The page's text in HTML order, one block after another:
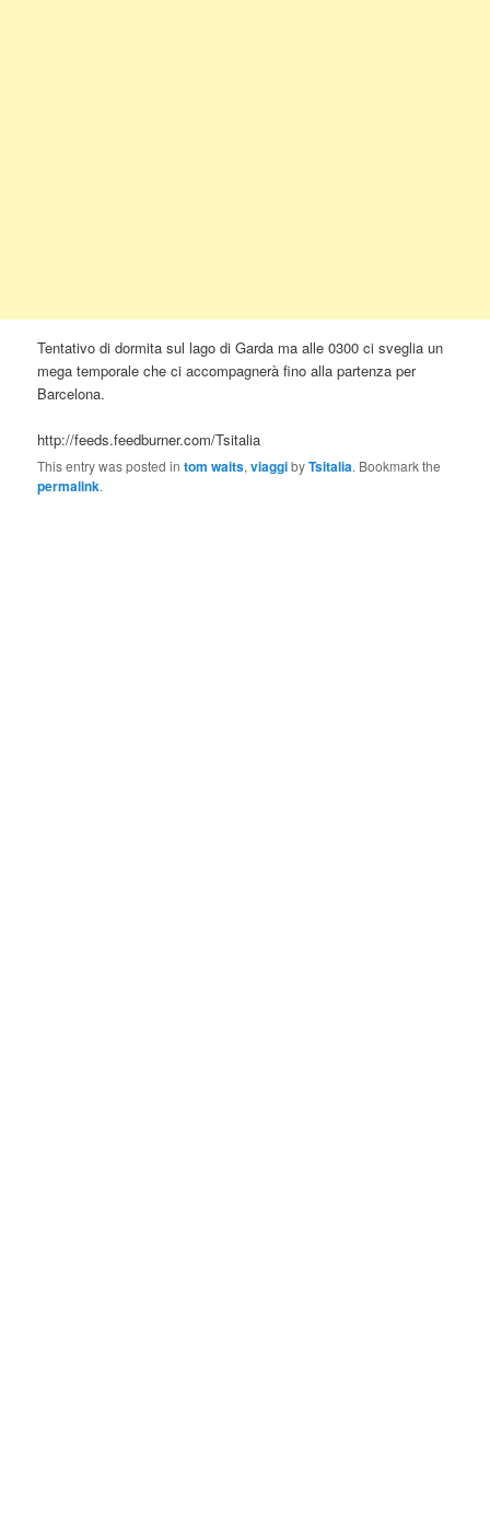
Tentativo di dormita sul lago di Garda ma alle 0300 ci sveglia un
mega temporale che ci accompagnerà fino alla partenza per
Barcelona.
http://feeds.feedburner.com/Tsitalia
This entry was posted intom waits,viaggibyTsitalia. Bookmark the
permalink.